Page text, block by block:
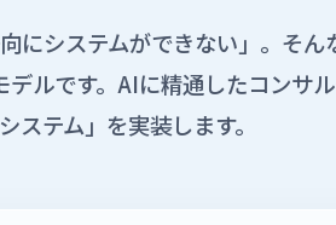
向にシステムができない」。そ
ルです。AIに精通したコンサ
ステム」を実装します。